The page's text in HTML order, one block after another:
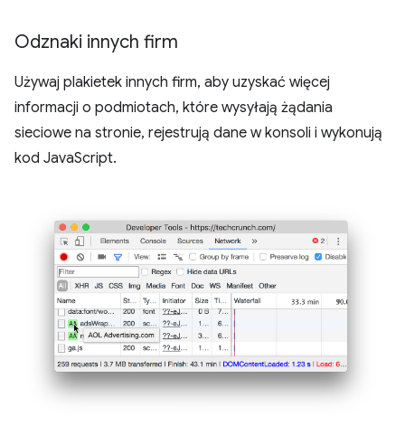
Odznaki innych firm
Używaj plakietek innych firm, aby uzyskać więcej
informacji o podmiotach, które wysyłają żądania
sieciowe na stronie, rejestrują dane w konsoli i wykonują
kod JavaScript.